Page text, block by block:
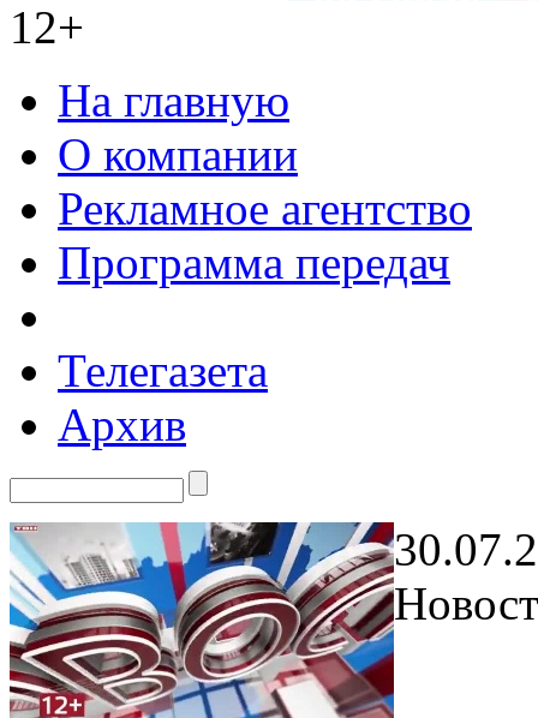
12+
На главную
О компании
Рекламное агентство
Программа передач
Телегазета
Архив